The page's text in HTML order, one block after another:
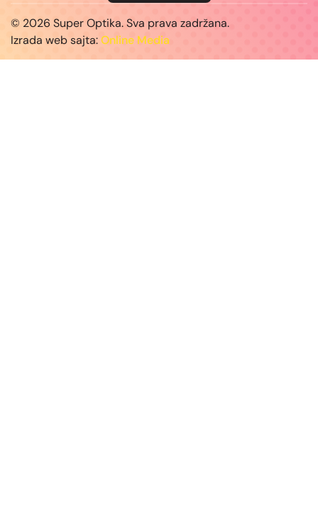
© 2026 Super Optika. Sva prava zadržana.
Izrada web sajta:Online Media